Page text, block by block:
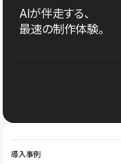
AIが伴走する、
最速の制作体験。
導入事例